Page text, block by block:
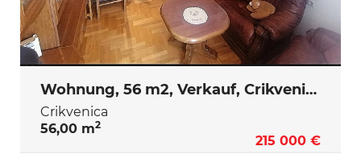
Wohnung, 56 m2, Verkauf, Crikvenica
Crikvenica
56,00 m2
215 000 €